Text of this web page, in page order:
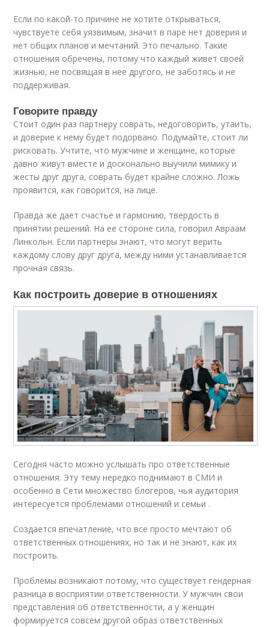
Если по какой-то причине не хотите открываться,
чувствуете себя уязвимым, значит в паре нет доверия и
нет общих планов и мечтаний. Это печально. Такие
отношения обречены, потому что каждый живет своей
жизнью, не посвящая в нее другого, не заботясь и не
поддерживая.
Говорите правду
Стоит один раз партнеру соврать, недоговорить, утаить,
и доверие к нему будет подорвано. Подумайте, стоит ли
рисковать. Учтите, что мужчине и женщине, которые
давно живут вместе и досконально выучили мимику и
жесты друг друга, соврать будет крайне сложно. Ложь
проявится, как говорится, на лице.
Правда же дает счастье и гармонию, твердость в
принятии решений. На ее стороне сила, говорил Авраам
Линкольн. Если партнеры знают, что могут верить
каждому слову друг друга, между ними устанавливается
прочная связь.
Как построить доверие в отношениях
Сегодня часто можно услышать про ответственные
отношения. Эту тему нередко поднимают в СМИ и
особенно в Сети множество блогеров, чья аудитория
интересуется проблемами отношений и семьи .
Создается впечатление, что все просто мечтают об
ответственных отношениях, но так и не знают, как их
построить.
Проблемы возникают потому, что существует гендерная
разница в восприятии ответственности. У мужчин свои
представления об ответственности, а у женщин
формируется совсем другой образ ответственных